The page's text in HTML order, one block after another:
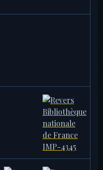
BIBLIOTHÈQUE NATIONALE DE
IMP-4343
9,62 g